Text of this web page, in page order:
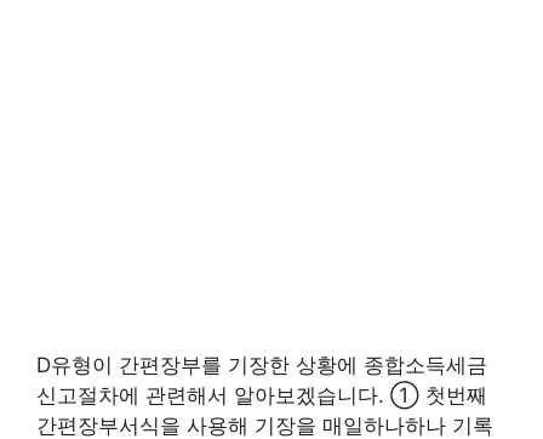
D유형이 간편장부를 기장한 상황에 종합소득세금
신고절차에 관련해서 알아보겠습니다. ① 첫번째
간편장부서식을 사용해 기장을 매일하나하나 기록